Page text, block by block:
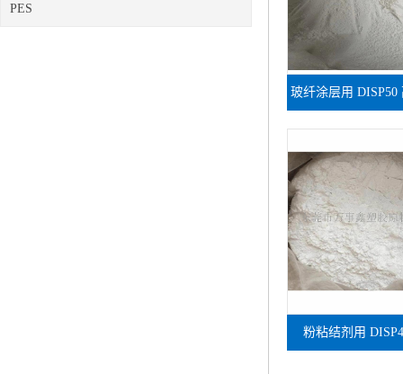
PES
玻纤涂层用 DISP50
PTFE 水性
粉粘结剂用